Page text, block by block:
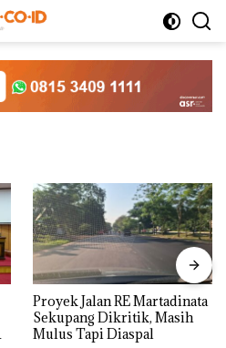
Proyek Jalan RE Martadinata
Sekupang Dikritik, Masih
Mulus Tapi Diaspal